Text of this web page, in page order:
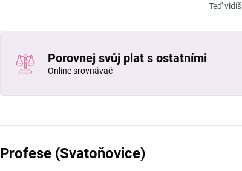
Teď vidíš
Porovnej svůj plat s ostatními
Online srovnávač
Profese (Svatoňovice)